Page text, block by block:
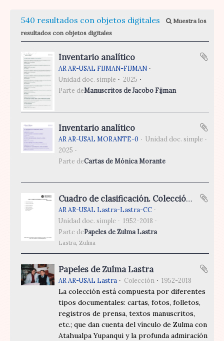
540 resultados con objetos digitales
Muestra los
resultados con objetos digitales
Inventario analítico
AR AR-USAL FIJMAN-FIJMAN
Unidad doc. simple
2025
Parte deManuscritos de Jacobo Fijman
Inventario analítico
AR AR-USAL MORANTE-0
Unidad doc. simple
2025
Parte deCartas de Mónica Morante
Cuadro de clasificación. Colección Papeles de Zulma Lastra
AR AR-USAL Lastra-Lastra-CC
Unidad doc. simple
1952-2018
Parte dePapeles de Zulma Lastra
Lastra, Zulma
Papeles de Zulma Lastra
AR AR-USAL Lastra Colección 1952-2018
La colección está compuesta por diferentes
tipos documentales: cartas, fotos, folletos,
registros de prensa, textos manuscritos,
etc.; que dan cuenta del vínculo de Zulma con
Atahualpa Yupanqui y la profunda admiración